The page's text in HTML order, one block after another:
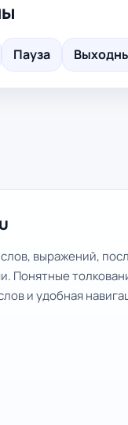
Пауза
выражений,
Понятные
и удобная